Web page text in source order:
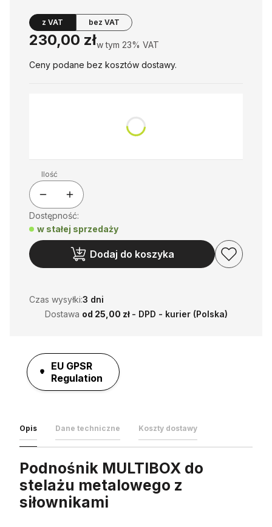
z VAT bez VAT
Cena
230,00 złw tym 23% VAT
w tym 23% VAT
Ceny podane bez kosztów dostawy.
Ilość
Dostępność:
w stałej sprzedaży
Dodaj do koszyka
Czas wysyłki:3 dni
Dostawa od 25,00 zł - DPD - kurier (Polska)
EU GPSR
Regulation
Opis Dane techniczne Koszty dostawy
Podnośnik MULTIBOX do
stelażu metalowego z
siłownikami